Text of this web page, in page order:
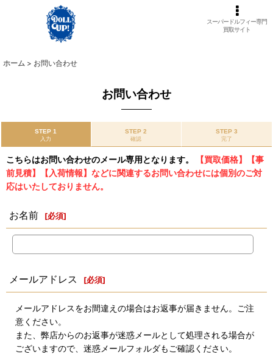
スーパードルフィー専門
買取サイト
ホーム > お問い合わせ
お問い合わせ
STEP 1
入力
STEP 2
確認
STEP 3
完了
こちらはお問い合わせのメール専用となります。
【買取価格】【事
前見積】【入荷情報】などに関連するお問い合わせには個別のご対
応はいたしておりません。
お名前 [必須]
メールアドレス [必須]
メールアドレスをお間違えの場合はお返事が届きません。ご注
意ください。
また、弊店からのお返事が迷惑メールとして処理される場合が
ございますので、迷惑メールフォルダもご確認ください。